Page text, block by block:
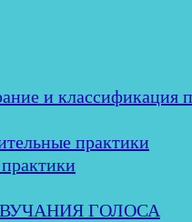
и классификация
практики
ГОЛОСА